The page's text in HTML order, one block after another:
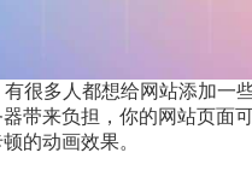
有很多人都想给网站添加
带来负担，你的网站页面
的动画效果。